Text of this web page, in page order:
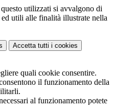
utilizzati si avvalgono di
utili alle finalità illustrate nella
Accetta tutti i cookies
quali cookie consentire.
il funzionamento della
al funzionamento potete